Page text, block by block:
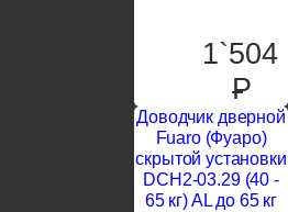
1`504
P
Доводчик дверной
Fuaro (Фуаро)
скрытой установки
DCH2-03.29 (40 -
65 кг) AL до 65 кг